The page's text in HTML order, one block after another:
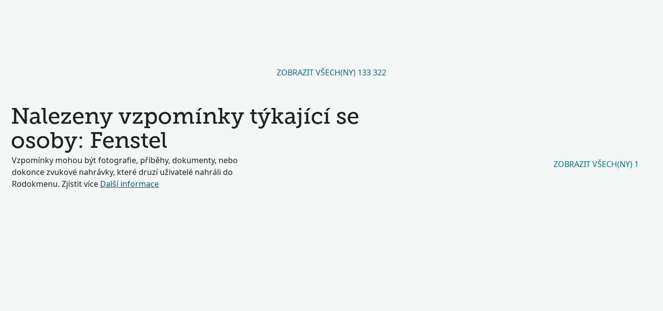
ZOBRAZIT VŠECH(NY) 133 322
Nalezeny vzpomínky týkající se
osoby: Fenstel
Vzpomínky mohou být fotografie, příběhy, dokumenty, nebo
dokonce zvukové nahrávky, které druzí uživatelé nahráli do
Rodokmenu. Zjistit více Další informace
ZOBRAZIT VŠECH(NY) 1